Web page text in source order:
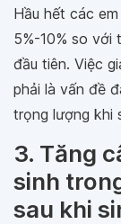
Hầu hết các
5%-10% so với
đầu tiên. Việc
phải là vấn đề
trọng lượng khi
3. Tăng
sinh
sau khi